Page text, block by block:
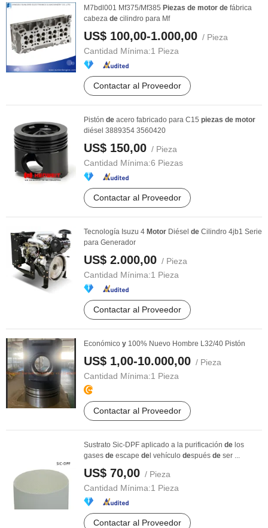
M7bdl001 Mf375/Mf385 Piezas de motor de fábrica
cabeza de cilindro para Mf
US$ 100,00-1.000,00 / Pieza
Cantidad Mínima:1 Pieza
Contactar al Proveedor
Pistón de acero fabricado para C15 piezas de motor
diésel 3889354 3560420
US$ 150,00 / Pieza
Cantidad Mínima:6 Piezas
Contactar al Proveedor
Tecnología Isuzu 4 Motor Diésel de Cilindro 4jb1 Serie
para Generador
US$ 2.000,00 / Pieza
Cantidad Mínima:1 Pieza
Contactar al Proveedor
Económico y 100% Nuevo Hombre L32/40 Pistón
US$ 1,00-10.000,00 / Pieza
Cantidad Mínima:1 Pieza
Contactar al Proveedor
Sustrato Sic-DPF aplicado a la purificación de los
gases de escape de l vehículo después de ser ...
US$ 70,00 / Pieza
Cantidad Mínima:1 Pieza
Contactar al Proveedor